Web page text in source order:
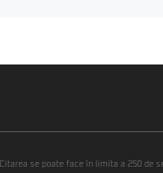
Citarea se poate face în limita a 250 de